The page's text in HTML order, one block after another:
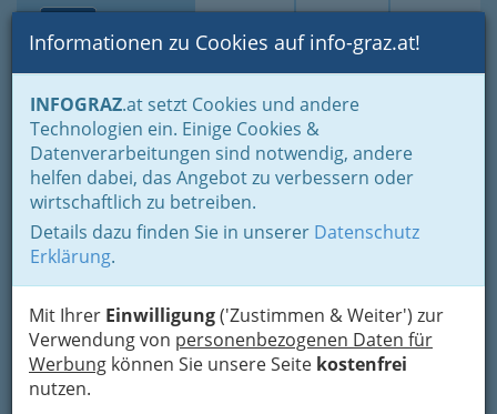
Suche Login Toggle
Informationen zu Cookies auf info-graz.at!
INFOGRAZ.at setzt Cookies und andere
Technologien ein. Einige Cookies &
Datenverarbeitungen sind notwendig, andere
helfen dabei, das Angebot zu verbessern oder
wirtschaftlich zu betreiben.
Details dazu finden Sie in unserer Datenschutz
Erklärung.
Mit Ihrer Einwilligung('Zustimmen & Weiter') zur
Verwendung von personenbezogenen Daten für
Werbung können Sie unsere Seite kostenfrei
nutzen.
Home Veranstaltungen
Babyschwimmen
September/Oktober Bad zur
Sonne
15.09.2026 um 10:00 bis 10:30
Bad zur Sonne
Mag. Birgit Kusterle
Kategorien